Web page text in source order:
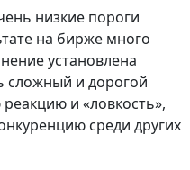
низкие пороги
на бирже много
установлена
сложный и дорогой
и «ловкость»,
среди других